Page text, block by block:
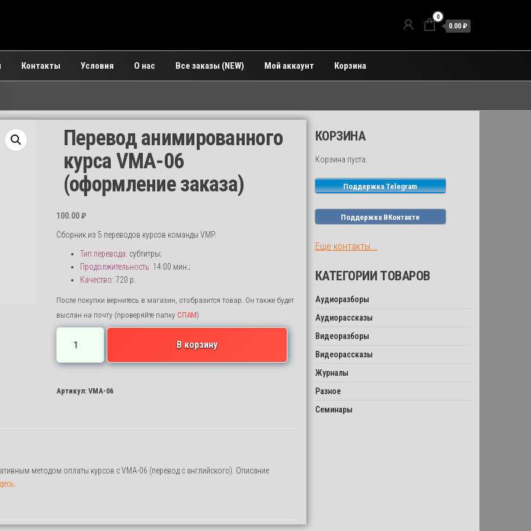
0
0.00 ₽
Контакты Условия О нас Все заказы (NEW) Мой аккаунт Корзина
Перевод анимированного
курса VMA-06
(оформление заказа)
100.00₽
Сборник из 5 переводов курсов команды VMP.
Тип перевода: субтитры;
Продолжительность: 14:00 мин.;
Качество: 720 p.
После покупки вернитесь в магазин, отобразится товар. Он также будет
выслан на почту (проверяйте папку СПАМ)
Количество
товара
Перевод
курса
В корзину
Артикул: VMA-06
методом оплаты курсов c VMA-06 (перевод с английского). Описание
КОРЗИНА
Корзина пуста.
Поддержка Telegram
Поддержка ВКонтакте
Еще контакты...
КАТЕГОРИИ ТОВАРОВ
Аудиоразборы
Аудиорассказы
Видеоразборы
Видеорассказы
Журналы
Разное
Семинары